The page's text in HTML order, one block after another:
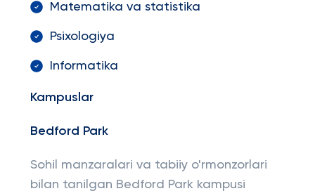
Matematika va statistika
Psixologiya
Informatika
Kampuslar
Bedford Park
Sohil manzaralari va tabiiy o'rmonzorlari
bilan tanilgan Bedford Park kampusi